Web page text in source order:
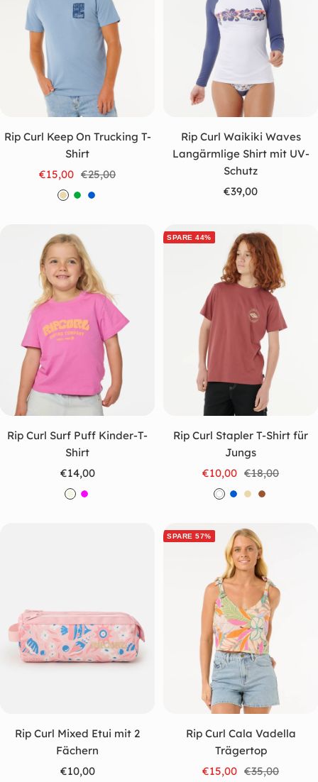
b
Rip Curl Keep On Trucking T-
Shirt
Angebotspreis
€15,00 Regulärer
Preis
€25,00
B
i
e
G
ü
n
B
Rip Curl Waikiki Waves
Langärmlige Shirt mit UV-
Schutz
Angebotspreis
€39,00
Rip Curl Surf Puff Kinder-T-
Shirt
Angebotspreis
€14,00
C P
SPARE 44%
Rip Curl Stapler T-Shirt für
Jungs
Angebotspreis
€10,00 Regulärer
Preis
€18,00
W
ß
B
a
u
B
i
g
e
B
u
n
Rip Curl Mixed Etui mit 2
Fächern
Angebotspreis
€10,00
SPARE 57%
Rip Curl Cala Vadella
Trägertop
Angebotspreis
€15,00 Regulärer
€35,00